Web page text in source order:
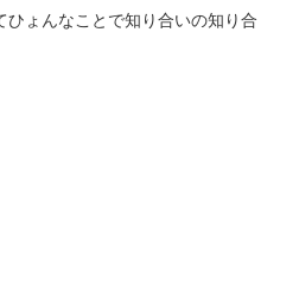
ょんなことで知り合いの知り合